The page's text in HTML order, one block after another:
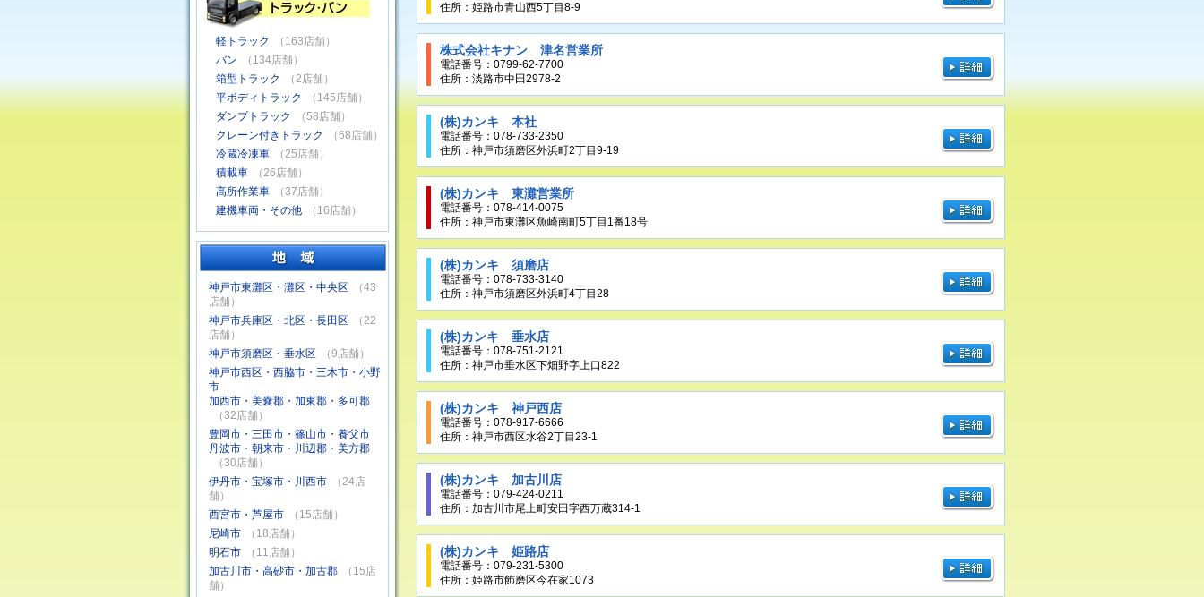
軽トラック
（163店舗）
バン
（134店舗）
箱型トラック
（2店舗）
平ボディトラック
（145店舗）
ダンプトラック
（58店舗）
クレーン付きトラック
（68店舗）
冷蔵冷凍車
（25店舗）
積載車
（26店舗）
高所作業車
（37店舗）
建機車両・その他
（16店舗）
神戸市東灘区・灘区・中央区
（43
店舗）
神戸市兵庫区・北区・長田区
（22
店舗）
神戸市須磨区・垂水区
（9店舗）
神戸市西区・西脇市・三木市・小野
市
加西市・美嚢郡・加東郡・多可郡
（32店舗）
豊岡市・三田市・篠山市・養父市
丹波市・朝来市・川辺郡・美方郡
（30店舗）
伊丹市・宝塚市・川西市
（24店
舗）
西宮市・芦屋市
（15店舗）
尼崎市
（18店舗）
明石市
（11店舗）
加古川市・高砂市・加古郡
（15店
舗）
住所：姫路市青山西5丁目8-9
株式会社キナン 津名営業所
電話番号：0799-62-7700
住所：淡路市中田2978-2
(株)カンキ 本社
電話番号：078-733-2350
住所：神戸市須磨区外浜町2丁目9-19
(株)カンキ 東灘営業所
電話番号：078-414-0075
住所：神戸市東灘区魚崎南町5丁目1番18号
(株)カンキ 須磨店
電話番号：078-733-3140
住所：神戸市須磨区外浜町4丁目28
(株)カンキ 垂水店
電話番号：078-751-2121
住所：神戸市垂水区下畑野字上口822
(株)カンキ 神戸西店
電話番号：078-917-6666
住所：神戸市西区水谷2丁目23-1
(株)カンキ 加古川店
電話番号：079-424-0211
住所：加古川市尾上町安田字西万蔵314-1
(株)カンキ 姫路店
電話番号：079-231-5300
住所：姫路市飾磨区今在家1073